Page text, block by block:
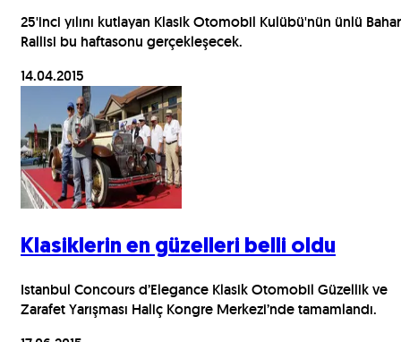
25'inci yılını kutlayan Klasik Otomobil Kulübü'nün ünlü Bahar
Rallisi bu haftasonu gerçekleşecek.
14.04.2015
Klasiklerin en güzelleri belli oldu
Istanbul Concours d’Elegance Klasik Otomobil Güzellik ve
Zarafet Yarışması Haliç Kongre Merkezi’nde tamamlandı.